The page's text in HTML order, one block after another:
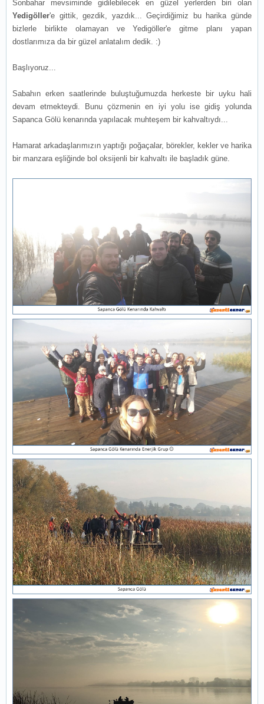
Sonbahar mevsiminde gidilebilecek en güzel yerlerden biri olan
Yedigöller'e gittik, gezdik, yazdık... Geçirdiğimiz bu harika günde
bizlerle birlikte olamayan ve Yedigöller'e gitme planı yapan
dostlarımıza da bir güzel anlatalım dedik. :)
Başlıyoruz...
Sabahın erken saatlerinde buluştuğumuzda herkeste bir uyku hali
devam etmekteydi. Bunu çözmenin en iyi yolu ise gidiş yolunda
Sapanca Gölü kenarında yapılacak muhteşem bir kahvaltıydı...
Hamarat arkadaşlarımızın yaptığı poğaçalar, börekler, kekler ve harika
bir manzara eşliğinde bol oksijenli bir kahvaltı ile başladık güne.